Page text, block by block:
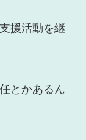
援活動を継
とかあるん